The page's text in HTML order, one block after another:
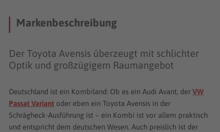
Markenbeschreibung
Der Toyota Avensis überzeugt mit schlichter
Optik und großzügigem Raumangebot
Deutschland ist ein Kombiland: Ob es ein Audi Avant, der VW
Passat Variant oder eben ein Toyota Avensis in der
Schrägheck-Ausführung ist – ein Kombi ist vor allem praktisch
und entspricht dem deutschen Wesen. Auch preislich ist der